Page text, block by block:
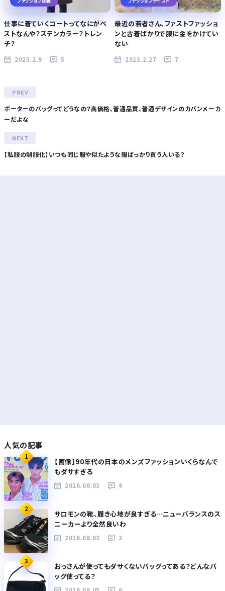
仕事に着ていくコートってなにがベ
ストなんや？ステンカラー？トレン
チ？
2025.2.9 5
最近の若者さん、ファストファッショ
ンと古着ばかりで服に金をかけてい
ない
2023.2.27 7
ポーターのバッグってどうなの？高価格、普通品質、普通デザインのカバンメーカ
ーだよな
【私服の制服化】いつも同じ服や似たような服ばっかり買う人いる？
人気の記事
1
【画像】90年代の日本のメンズファッションいくらなんで
もダサすぎる
2026.08.03 4
2
サロモンの靴、履き心地が良すぎる…ニューバランスのス
ニーカーより全然良いわ
2026.08.02 2
3
おっさんが使ってもダサくないバッグってある？どんなバ
ッグ使ってる？